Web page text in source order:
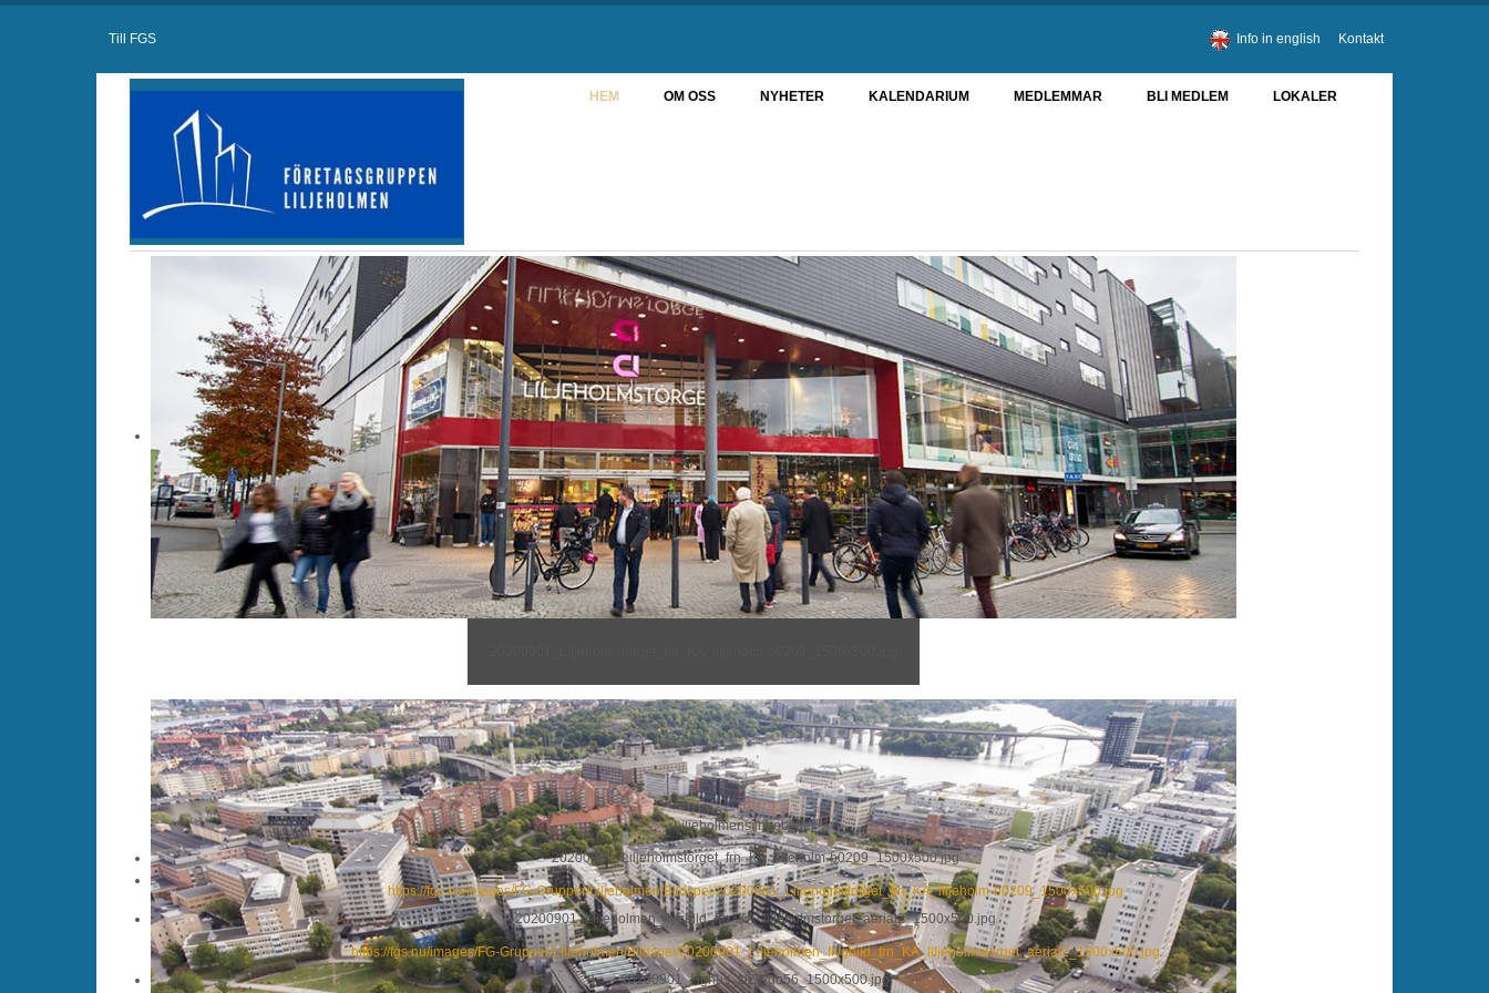
Till FGS Info in english Kontakt
HEM OM OSS NYHETER KALENDARIUM MEDLEMMAR BLI MEDLEM LOKALER
Liljeholmens introbilder
20200901_Liljeholmstorget_frn_KA_liljeholm-b0209_1500x500.jpg
https://fgs.nu/images/FG-Grupper/Liljeholmen/Bildspel/20200901_Liljeholmstorget_frn_KA_liljeholm-b0209_1500x500.jpg
20200901_Liljeholmen_flygbild_frn_KA_liljeholmstorget_aerial2_1500x500.jpg
https://fgs.nu/images/FG-Grupper/Liljeholmen/Bildspel/20200901_Liljeholmen_flygbild_frn_KA_liljeholmstorget_aerial2_1500x500.jpg
20200901_Hghus_UZWgo56_1500x500.jpg